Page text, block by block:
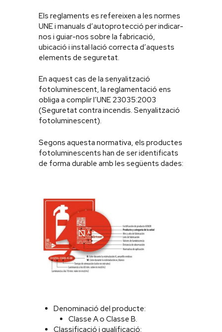
Els reglaments es refereixen a les normes
UNE i manuals d’autoprotecció per indicar-
nos i guiar-nos sobre la fabricació,
ubicació i instal·lació correcta d’aquests
elements de seguretat.
En aquest cas de la senyalització
fotoluminescent, la reglamentació ens
obliga a complir l’UNE 23035:2003
(Seguretat contra incendis. Senyalització
fotoluminescent).
Segons aquesta normativa, els productes
fotoluminescents han de ser identificats
de forma durable amb les següents dades:
Denominació del producte:
Classe A o Classe B.
Classificació i qualificació: